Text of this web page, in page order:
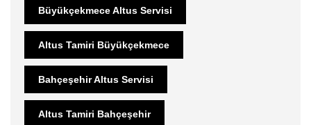
Büyükçekmece Altus Servisi
Altus Tamiri Büyükçekmece
Bahçeşehir Altus Servisi
Altus Tamiri Bahçeşehir